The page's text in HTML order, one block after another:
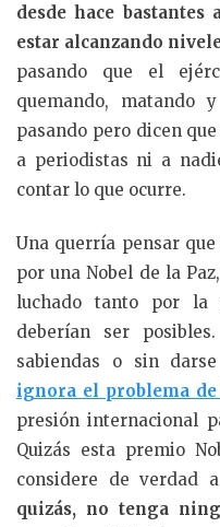
desde hace bastantes
estar alcanzando
pasando que el
quemando, matando
pasando pero dicen
a periodistas ni a
contar lo que ocurre.
Una querría pensar
por una Nobel de la
luchado tanto por la
deberían ser
sabiendas o sin
ignora el problema
presión internacional
Quizás esta premio
considere de verdad
quizás, no tenga